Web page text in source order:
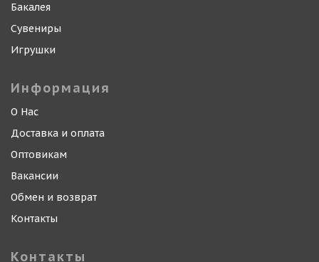
Бакалея
Сувениры
Игрушки
Информация
О Нас
Доставка и оплата
Оптовикам
Вакансии
Обмен и возврат
Контакты
Контакты